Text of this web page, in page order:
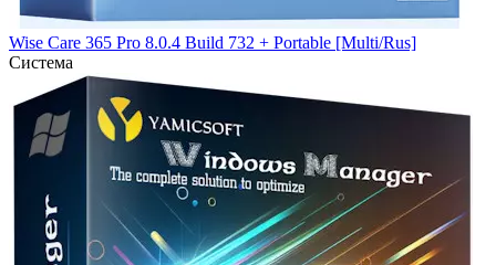
Wise Care 365 Pro 8.0.4 Build 732 + Portable [Multi/Rus]
Система